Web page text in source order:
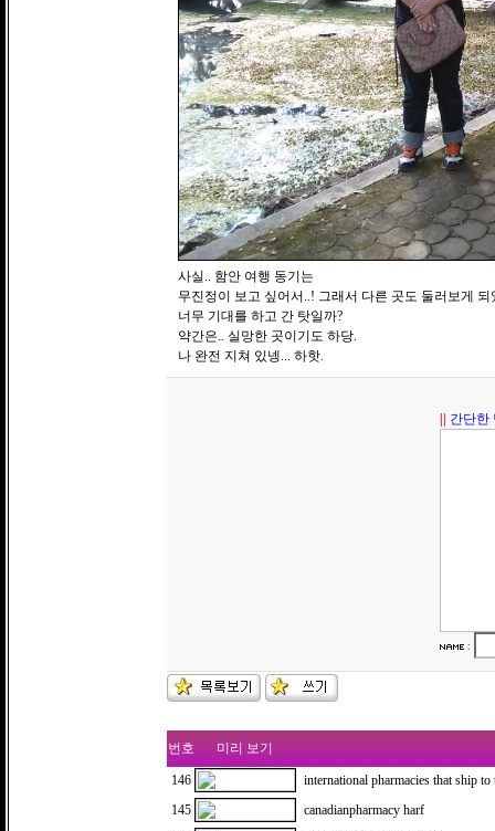
사실.. 함안 여행 동기는
무진정이 보고 싶어서..! 그래서 다른 곳도 둘러보게 되
너무 기대를 하고 간 탓일까?
약간은.. 실망한 곳이기도 하당.
나 완전 지쳐 있넹... 하핫.
간단한
:
번호 미리 보기
146
international pharmacies that ship
145
canadianpharmacy harf